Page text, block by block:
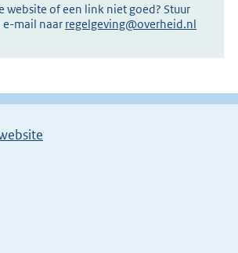
website of een link niet goed? Stuur
e-mail naar regelgeving@overheid.nl